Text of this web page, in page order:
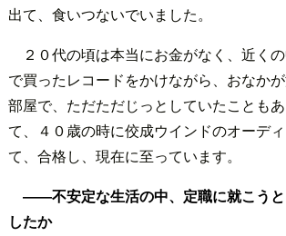
出て、食いつないでいました。
２０代の頃は本当にお金がなく、近く
で買ったレコードをかけながら、おなか
部屋で、ただただじっとしていたことも
て、４０歳の時に佼成ウインドのオーデ
て、合格し、現在に至っています。
――不安定な生活の中、定職に就こう
したか